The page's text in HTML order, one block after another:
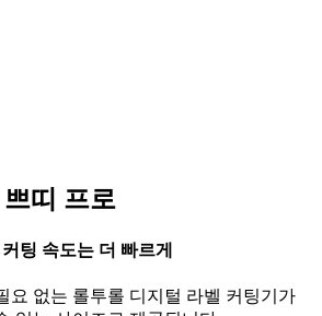
띠 프로
팅 속도는 더 빠르게
요 없는 롤투롤 디지털 라벨 커팅기가